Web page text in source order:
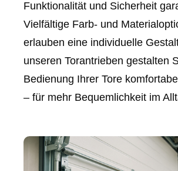
Funktionalität und Sicherheit
Vielfältige Farb- und
erlauben eine individuelle
unseren Torantrieben gestalten
Bedienung Ihrer Tore
– für mehr Bequemlichkeit im